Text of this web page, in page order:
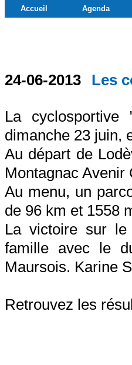
Accueil Agenda
24-06-2013 Les
La
dimanche 23 juin,
Au départ de
Montagnac
Au menu, un
de 96 km et 1558
La victoire sur
famille avec le
Maursois. Karine
Retrouvez les